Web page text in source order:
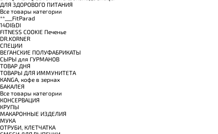
ДЛЯ ЗДОРОВОГО ПИТАНИЯ
Все товары категории
**___FitParad
14DI&DI
FITNESS COOKIE Печенье
DR.KORNER
СПЕЦИИ
ВЕГАНСКИЕ ПОЛУФАБРИКАТЫ
СЫРЫ для ГУРМАНОВ
TОВАР ДНЯ
TОВАРЫ ДЛЯ ИММУНИТЕТА
КANGA, кофе в зернах
БАКАЛЕЯ
Все товары категории
КОНСЕРВАЦИЯ
КРУПЫ
МАКАРОННЫЕ ИЗДЕЛИЯ
МУКА
ОТРУБИ, КЛЕТЧАТКА